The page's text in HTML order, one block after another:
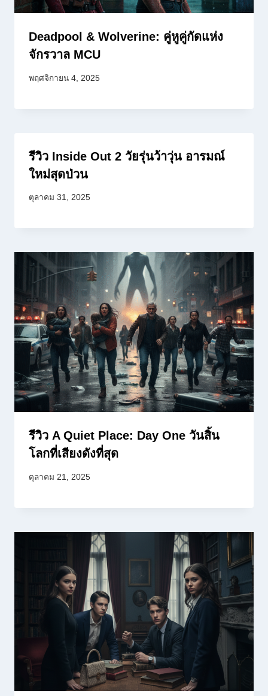
Deadpool & Wolverine: คู่หูคู่กัดแห่ง
จักรวาล MCU
พฤศจิกายน 4, 2025
รีวิว Inside Out 2 วัยรุ่นว้าวุ่น อารมณ์
ใหม่สุดป่วน
ตุลาคม 31, 2025
รีวิว A Quiet Place: Day One วันสิ้น
โลกที่เสียงดังที่สุด
ตุลาคม 21, 2025